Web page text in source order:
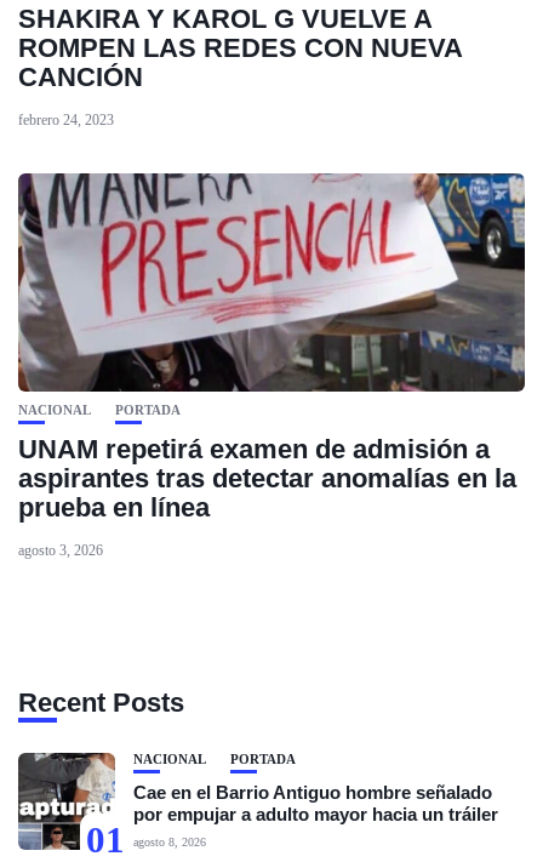
SHAKIRA Y KAROL G VUELVE A
ROMPEN LAS REDES CON NUEVA
CANCIÓN
febrero 24, 2023
NACIONAL PORTADA
UNAM repetirá examen de admisión a
aspirantes tras detectar anomalías en la
prueba en línea
agosto 3, 2026
Recent Posts
01
NACIONAL PORTADA
Cae en el Barrio Antiguo hombre señalado
por empujar a adulto mayor hacia un tráiler
agosto 8, 2026